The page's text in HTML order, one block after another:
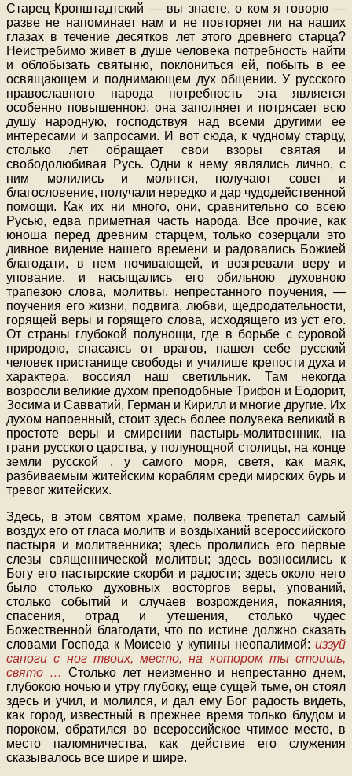
Старец Кронштадтский — вы знаете, о ком я говорю —
разве не напоминает нам и не повторяет ли на наших
глазах в течение десятков лет этого древнего старца?
Неистребимо живет в душе человека потребность найти
и облобызать святыню, поклониться ей, побыть в ее
освящающем и поднимающем дух общении. У русского
православного народа потребность эта является
особенно повышенною, она заполняет и потрясает всю
душу народную, господствуя над всеми другими ее
интересами и запросами. И вот сюда, к чудному старцу,
столько лет обращает свои взоры святая и
свободолюбивая Русь. Одни к нему являлись лично, с
ним молились и молятся, получают совет и
благословение, получали нередко и дар чудодейственной
помощи. Как их ни много, они, сравнительно со всею
Русью, едва приметная часть народа. Все прочие, как
юноша перед древним старцем, только созерцали это
дивное видение нашего времени и радовались Божией
благодати, в нем почивающей, и возгревали веру и
упование, и насыщались его обильною духовною
трапезою слова, молитвы, непрестанного поучения, —
поучения его жизни, подвига, любви, щедродательности,
горящей веры и горящего слова, исходящего из уст его.
От страны глубокой полунощи, где в борьбе с суровой
природою, спасаясь от врагов, нашел себе русский
человек пристанище свободы и училише крепости духа и
характера, воссиял наш светильник. Там некогда
возросли великие духом преподобные Трифон и Еодорит,
Зосима и Савватий, Герман и Кирилл и многие другие. Их
духом напоенный, стоит здесь более полувека великий в
простоте веры и смирении пастырь-молитвенник, на
грани русского царства, у полунощной столицы, на конце
земли русской , у самого моря, светя, как маяк,
разбиваемым житейским кораблям среди мирских бурь и
тревог житейских.
Здесь, в этом святом храме, полвека трепетал самый
воздух его от гласа молитв и воздыханий всероссийского
пастыря и молитвенника; здесь пролились его первые
слезы священнической молитвы; здесь возносились к
Богу его пастырские скорби и радости; здесь около него
было столько духовных восторгов веры, упований,
столько событий и случаев возрождения, покаяния,
спасения, отрад и утешения, столько чудес
Божественной благодати, что по истине должно сказать
словами Господа к Моисею у купины неопалимой: иззуй
сапоги с ног твоих, место, на котором ты стоишь,
свято … Столько лет неизменно и непрестанно днем,
глубокою ночью и утру глубоку, еще сущей тьме, он стоял
здесь и учил, и молился, и дал ему Бог радость видеть,
как город, известный в прежнее время только блудом и
пороком, обратился во всероссийское чтимое место, в
место паломничества, как действие его служения
сказывалось все шире и шире.